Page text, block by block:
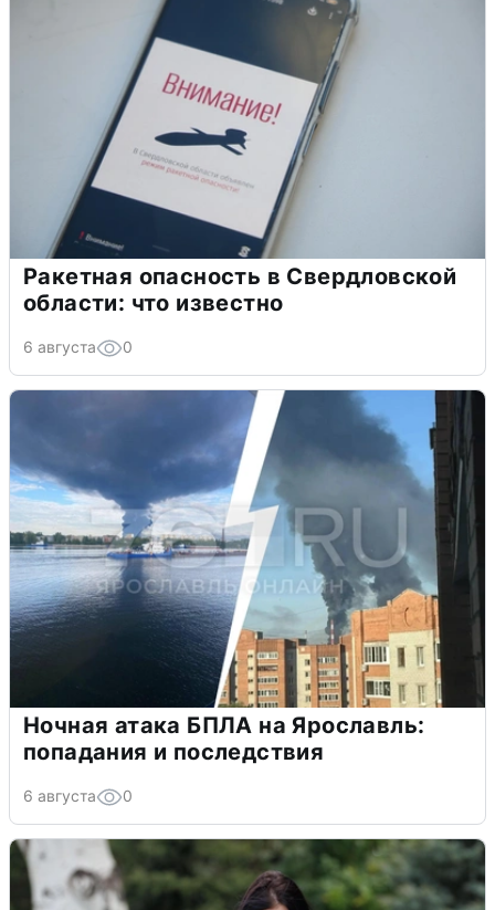
Ракетная опасность в Свердловской
области: что известно
6 августа 0
Ночная атака БПЛА на Ярославль:
попадания и последствия
6 августа 0